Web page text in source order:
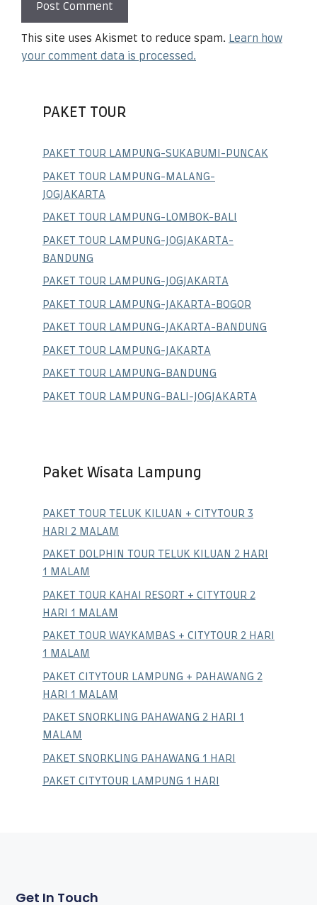
This site uses Akismet to reduce spam. Learn how
your comment data is processed.
PAKET TOUR
PAKET TOUR LAMPUNG-SUKABUMI-PUNCAK
PAKET TOUR LAMPUNG-MALANG-
JOGJAKARTA
PAKET TOUR LAMPUNG-LOMBOK-BALI
PAKET TOUR LAMPUNG-JOGJAKARTA-
BANDUNG
PAKET TOUR LAMPUNG-JOGJAKARTA
PAKET TOUR LAMPUNG-JAKARTA-BOGOR
PAKET TOUR LAMPUNG-JAKARTA-BANDUNG
PAKET TOUR LAMPUNG-JAKARTA
PAKET TOUR LAMPUNG-BANDUNG
PAKET TOUR LAMPUNG-BALI-JOGJAKARTA
Paket Wisata Lampung
PAKET TOUR TELUK KILUAN + CITYTOUR 3
HARI 2 MALAM
PAKET DOLPHIN TOUR TELUK KILUAN 2 HARI
1 MALAM
PAKET TOUR KAHAI RESORT + CITYTOUR 2
HARI 1 MALAM
PAKET TOUR WAYKAMBAS + CITYTOUR 2 HARI
1 MALAM
PAKET CITYTOUR LAMPUNG + PAHAWANG 2
HARI 1 MALAM
PAKET SNORKLING PAHAWANG 2 HARI 1
MALAM
PAKET SNORKLING PAHAWANG 1 HARI
PAKET CITYTOUR LAMPUNG 1 HARI
Get In Touch